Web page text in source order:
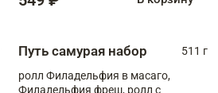
Путь самурая набор
511 г
ролл Филадельфия в масаго,
Филадельфия фреш, ролл с